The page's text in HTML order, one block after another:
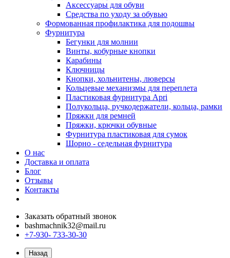
Аксессуары для обуви
Средства по уходу за обувью
Формованная профилактика для подошвы
Фурнитура
Бегунки для молнии
Винты, кобурные кнопки
Карабины
Ключницы
Кнопки, хольнитены, люверсы
Кольцевые механизмы для переплета
Пластиковая фурнитура Apri
Полукольца, ручкодержатели, кольца, рамки
Пряжки для ремней
Пряжки, крючки обувные
Фурнитура пластиковая для сумок
Шорно - седельная фурнитура
О нас
Доставка и оплата
Блог
Отзывы
Контакты
Заказать обратный звонок
bashmachnik32@mail.ru
+7-930- 733-30-30
Назад